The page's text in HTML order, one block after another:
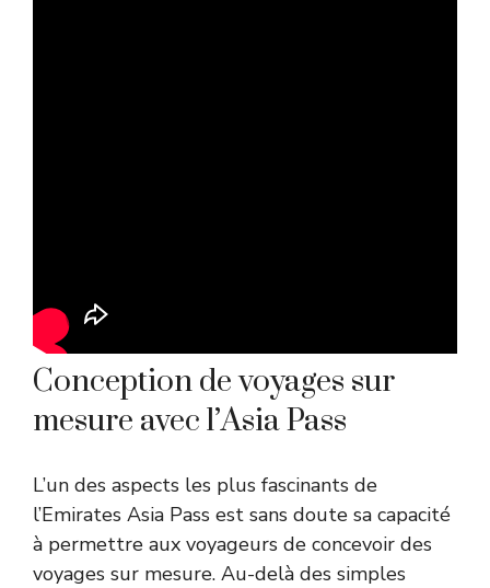
Conception de voyages sur
mesure avec l’Asia Pass
L’un des aspects les plus fascinants de
l’Emirates Asia Pass est sans doute sa capacité
à permettre aux voyageurs de concevoir des
voyages sur mesure. Au-delà des simples